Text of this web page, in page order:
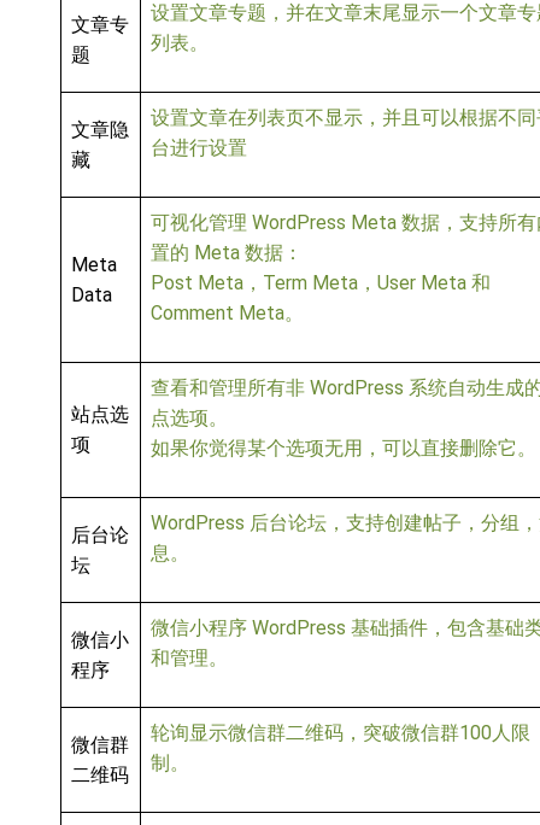
文章专
题
设置文章专题，并在文章末尾显示一个文章
列表。
文章隐
藏
设置文章在列表⻚不显示，并且可以根据不
台进行设置
Meta
Data
可视化管理 WordPress Meta 数据，支持所
置的 Meta 数据：
Post Meta，Term Meta，User Meta 和
Comment Meta。
站点选
项
查看和管理所有非 WordPress 系统自动生成
点选项。
如果你觉得某个选项无用，可以直接删除它。
后台论
坛
WordPress 后台论坛，支持创建帖子，分组
息。
微信小
程序
微信小程序 WordPress 基础插件，包含基础
和管理。
微信群
二维码
轮询显示微信群二维码，突破微信群100人限
制。